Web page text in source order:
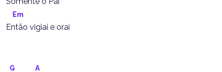
Em
Então vigiai e orai
G A